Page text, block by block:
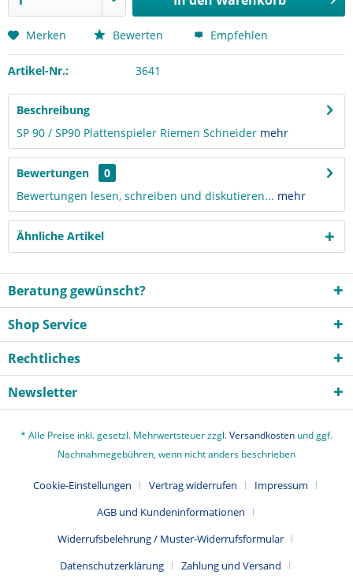
Merken Bewerten Empfehlen
Artikel-Nr.: 3641
Beschreibung
SP 90 / SP90 Plattenspieler Riemen Schneider mehr
Bewertungen
0
Bewertungen lesen, schreiben und diskutieren... mehr
Ähnliche Artikel
Beratung gewünscht?
Shop Service
Rechtliches
Newsletter
* Alle Preise inkl. gesetzl. Mehrwertsteuer zzgl.Versandkosten und ggf.
Nachnahmegebühren, wenn nicht anders beschrieben
Cookie-Einstellungen Vertrag widerrufen
Impressum
AGB und Kundeninformationen
Widerrufsbelehrung / Muster-Widerrufsformular
Datenschutzerklärung
Zahlung und Versand